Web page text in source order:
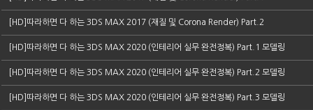
[HD]따라하면 다 하는 3DS MAX 2017 (재질 및 Corona Render) Part.2
[HD]따라하면 다 하는 3DS MAX 2020 (인테리어 실무 완전정복) Part.1 모델링
[HD]따라하면 다 하는 3DS MAX 2020 (인테리어 실무 완전정복) Part.2 모델링
[HD]따라하면 다 하는 3DS MAX 2020 (인테리어 실무 완전정복) Part.3 모델링